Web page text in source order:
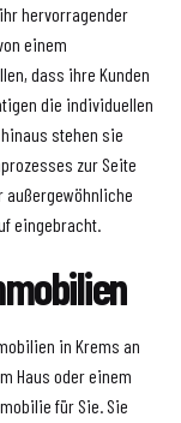
hervorragender
einem
dass ihre Kunden
die individuellen
stehen sie
zur Seite
außergewöhnliche
eingebracht.
in Krems an
Haus oder einem
für Sie. Sie